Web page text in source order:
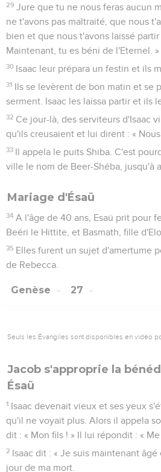
29 Jure que tu ne nous feras aucun
ne t'avons pas maltraité, que nous
bien et que nous t'avons laissé partir
Maintenant, tu es béni de l'Eternel. »
30 Isaac leur prépara un festin et ils
31 Ils se levèrent de bon matin et se
serment. Isaac les laissa partir et ils
32 Ce jour-là, des serviteurs d'Isaac
qu'ils creusaient et lui dirent : «
33 Il appela le puits Shiba. C'est
ville le nom de Beer-Shéba, jusqu'à
Mariage d'Ésaü
34 A l'âge de 40 ans, Esaü prit pour
Beéri le Hittite, et Basmath, fille
35 Elles furent un sujet d'amertume
de Rebecca.
Genèse 27
Seuls les Évangiles sont disponibles en vidéo
Jacob s'approprie la
Ésaü
1 Isaac devenait vieux et ses yeux
qu'il ne voyait plus. Alors il appela
dit : « Mon fils ! » Il lui répondit : «
2 Isaac dit : « Je suis maintenant
jour de ma mort.